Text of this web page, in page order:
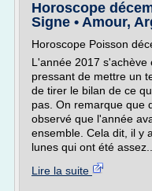
Horoscope
Signe • Amour,
Horoscope Poisson
L'année 2017 s'achève
pressant de mettre un
de tirer le bilan de ce
pas. On remarque que
observé que l'année
ensemble. Cela dit, il y
lunes qui ont été assez...
Lire la suite